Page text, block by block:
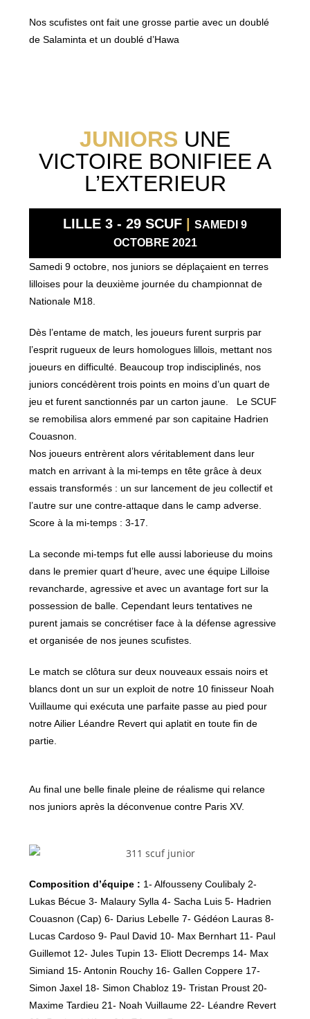
Nos scufistes ont fait une grosse partie avec un doublé
de Salaminta et un doublé d’Hawa
JUNIORS UNE
VICTOIRE BONIFIEE A
L’EXTERIEUR
LILLE 3 - 29 SCUF
SAMEDI 9
OCTOBRE 2021
Samedi 9 octobre, nos juniors se déplaçaient en terres
lilloises pour la deuxième journée du championnat de
Nationale M18.
Dès l’entame de match, les joueurs furent surpris par
l’esprit rugueux de leurs homologues lillois, mettant nos
joueurs en difficulté. Beaucoup trop indisciplinés, nos
juniors concédèrent trois points en moins d’un quart de
jeu et furent sanctionnés par un carton jaune. Le SCUF
se remobilisa alors emmené par son capitaine Hadrien
Couasnon.
Nos joueurs entrèrent alors véritablement dans leur
match en arrivant à la mi-temps en tête grâce à deux
essais transformés : un sur lancement de jeu collectif et
l’autre sur une contre-attaque dans le camp adverse.
Score à la mi-temps : 3-17.
La seconde mi-temps fut elle aussi laborieuse du moins
dans le premier quart d’heure, avec une équipe Lilloise
revancharde, agressive et avec un avantage fort sur la
possession de balle. Cependant leurs tentatives ne
purent jamais se concrétiser face à la défense agressive
et organisée de nos jeunes scufistes.
Le match se clôtura sur deux nouveaux essais noirs et
blancs dont un sur un exploit de notre 10 finisseur Noah
Vuillaume qui exécuta une parfaite passe au pied pour
notre Ailier Léandre Revert qui aplatit en toute fin de
partie.
Au final une belle finale pleine de réalisme qui relance
nos juniors après la déconvenue contre Paris XV.
Composition d’équipe : 1- Alfousseny Coulibaly 2-
Lukas Bécue 3- Malaury Sylla 4- Sacha Luis 5- Hadrien
Couasnon (Cap) 6- Darius Lebelle 7- Gédéon Lauras 8-
Lucas Cardoso 9- Paul David 10- Max Bernhart 11- Paul
Guillemot 12- Jules Tupin 13- Eliott Decremps 14- Max
Simiand 15- Antonin Rouchy 16- GalIen Coppere 17-
Simon Jaxel 18- Simon Chabloz 19- Tristan Proust 20-
Maxime Tardieu 21- Noah Vuillaume 22- Léandre Revert